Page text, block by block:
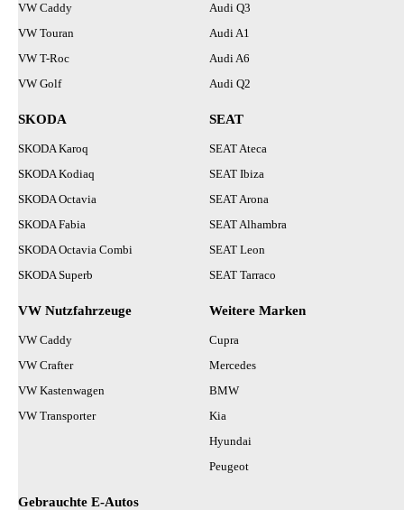
VW Caddy
VW Touran
VW T-Roc
VW Golf
Audi Q3
Audi A1
Audi A6
Audi Q2
SKODA
SKODA Karoq
SKODA Kodiaq
SKODA Octavia
SKODA Fabia
SKODA Octavia Combi
SKODA Superb
SEAT
SEAT Ateca
SEAT Ibiza
SEAT Arona
SEAT Alhambra
SEAT Leon
SEAT Tarraco
VW Nutzfahrzeuge
VW Caddy
VW Crafter
VW Kastenwagen
VW Transporter
Weitere Marken
Cupra
Mercedes
BMW
Kia
Hyundai
Peugeot
Gebrauchte E-Autos